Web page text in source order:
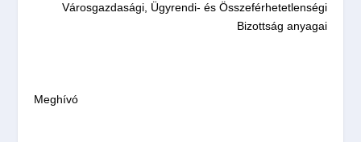
Városgazdasági, Ügyrendi- és Összeférhetetlenségi
Bizottság anyagai
Meghívó